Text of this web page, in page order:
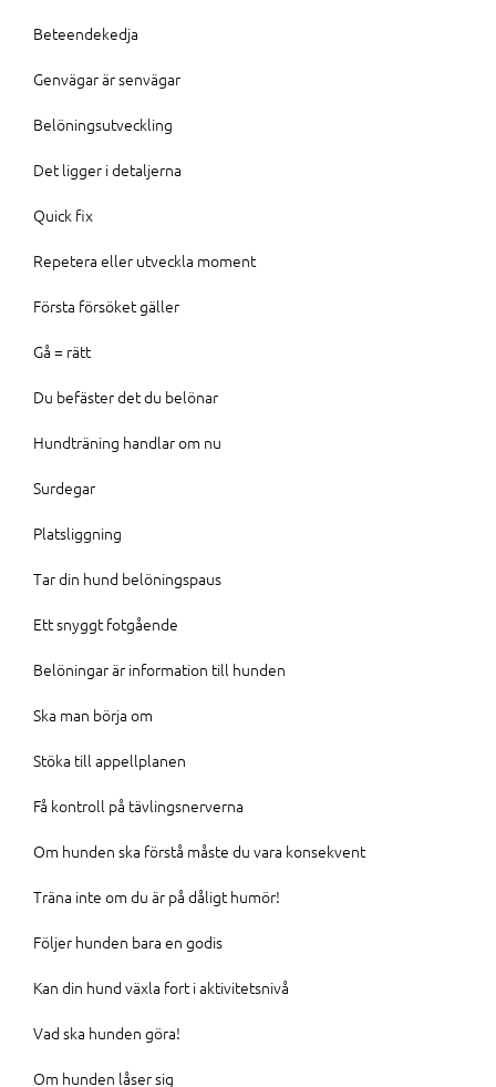
Beteendekedja
Genvägar är senvägar
Belöningsutveckling
Det ligger i detaljerna
Quick fix
Repetera eller utveckla moment
Första försöket gäller
Gå = rätt
Du befäster det du belönar
Hundträning handlar om nu
Surdegar
Platsliggning
Tar din hund belöningspaus
Ett snyggt fotgående
Belöningar är information till hunden
Ska man börja om
Stöka till appellplanen
Få kontroll på tävlingsnerverna
Om hunden ska förstå måste du vara konsekvent
Träna inte om du är på dåligt humör!
Följer hunden bara en godis
Kan din hund växla fort i aktivitetsnivå
Vad ska hunden göra!
Om hunden låser sig